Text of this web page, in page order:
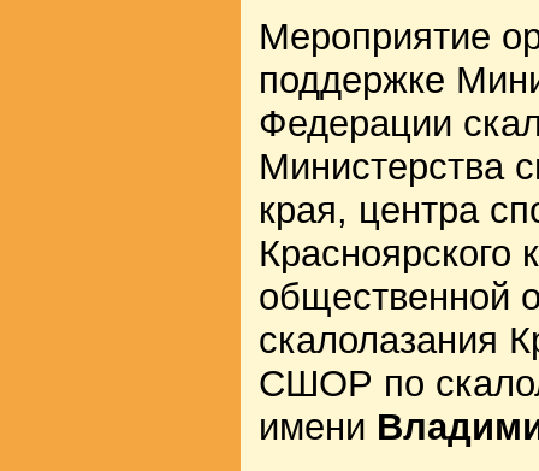
Мероприятие
поддержке
Федерации
Министерства
края, центра
Красноярского
общественной
скалолазания
СШОР по
имени